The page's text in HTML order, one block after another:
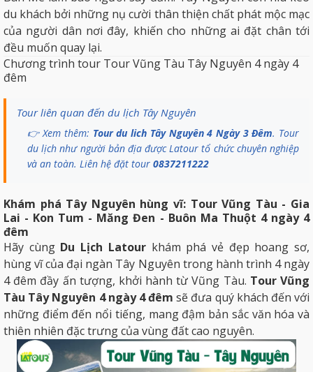
du khách bởi những nụ cười thân thiện chất phát mộc mạc
của người dân nơi đây, khiến cho những ai đặt chân tới
đều muốn quay lại.
Chương trình tour Tour Vũng Tàu Tây Nguyên 4 ngày 4
đêm
Tour liên quan đến du lịch Tây Nguyên
👉 Xem thêm: Tour du lich Tây Nguyên 4 Ngày 3 Đêm. Tour
du lịch như người bản địa được Latour tổ chức chuyên nghiệp
và an toàn. Liên hệ đặt tour 0837211222
Khám phá Tây Nguyên hùng vĩ: Tour Vũng Tàu - Gia
Lai - Kon Tum - Măng Đen - Buôn Ma Thuột 4 ngày 4
đêm
Hãy cùng Du Lịch Latourkhám phá vẻ đẹp hoang sơ,
hùng vĩ của đại ngàn Tây Nguyên trong hành trình 4 ngày
4 đêm đầy ấn tượng, khởi hành từ Vũng Tàu. Tour Vũng
Tàu Tây Nguyên 4 ngày 4 đêm sẽ đưa quý khách đến với
những điểm đến nổi tiếng, mang đậm bản sắc văn hóa và
thiên nhiên đặc trưng của vùng đất cao nguyên.